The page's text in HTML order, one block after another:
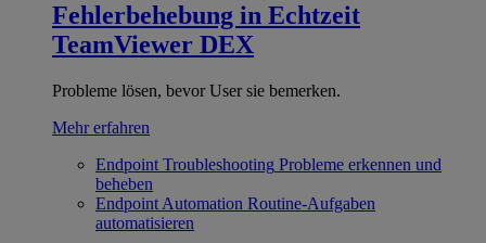
Fehlerbehebung in Echtzeit
TeamViewer DEX
Probleme lösen, bevor User sie bemerken.
Mehr erfahren
Endpoint Troubleshooting Probleme erkennen und
beheben
Endpoint Automation Routine-Aufgaben
automatisieren